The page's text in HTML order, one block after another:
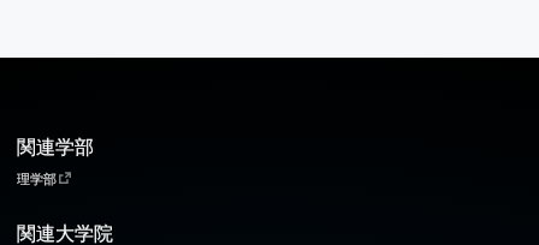
関連学部
理学部
関連大学院